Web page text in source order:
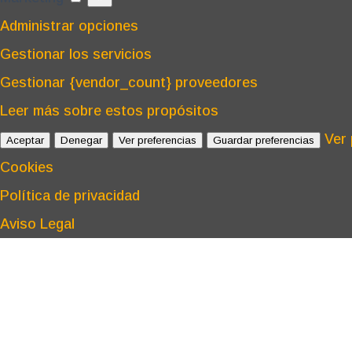
Administrar opciones
Gestionar los servicios
Gestionar {vendor_count} proveedores
Leer más sobre estos propósitos
Aceptar Denegar Ver preferencias Guardar preferencias
Ver
Cookies
Política de privacidad
Aviso Legal